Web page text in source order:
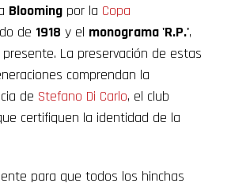
Blooming por la Copa
de 1918 y el monograma 'R.P.',
La preservación de estas
comprendan la
de Stefano Di Carlo, el club
certifiquen la identidad de la
para que todos los hinchas